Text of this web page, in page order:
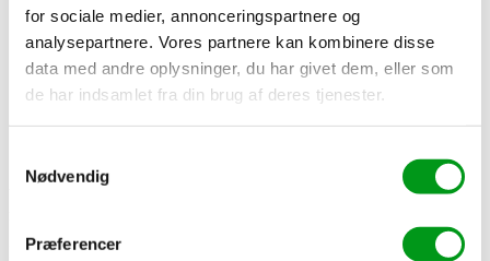
for sociale medier, annonceringspartnere og
analysepartnere. Vores partnere kan kombinere disse
data med andre oplysninger, du har givet dem, eller som
de har indsamlet fra din brug af deres tjenester.
Nødvendig
Præferencer
Jesper Nørskov Jensen
Casper Ellam Schou
Vores forretningsmodel baserer sig på noget, der kaldes affiliate-
Med andre ord betyder det, at vi tjener penge, når en af vores